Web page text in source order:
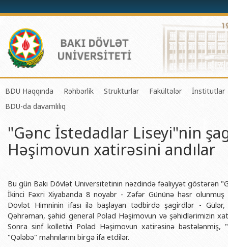
BDU Haqqında
BDU-nun tarixi
BDU-nun Missiya və Strateji inkişaf planı
BDU-nun İnkişaf Proqramı (2014-2020)
BDU-nun üzv olduğu beynəlxalq təşkilatlar
BDU-nun qrant layihələri
Rektorlarımız
BDU-nun məzunları
Rəhbərlik
Prorektorlar
Elmi Şura
Həmkarlar İttifaqı Komitəsi
Tədris Metodiki Şura
Strukturlar
Elmi fəaliyyətin təşkili və
Informasiya Texnologiyaları
Xarici tələbələrlə iş şöbəsi
İctimaiyyətlə əlaqələr və
Humanitar məsələlər və gənclər
İnsan resursları və hüquq şöbəsi
Fakültələr
Tətbiqi riyaziyyat
Fizika fakültəsi
Biologiya fakültəsi
Ekologiya və
Coğrafiya fakültəsi
İnstitutlar
BDU-da davamlılıq
"Gənc İstedadlar Liseyi"nin
Həşimovun xatirəsini andılar
Bu gün Bakı Dövlət Universitetinin nəzdində fəaliyyət göstərən
İkinci Fəxri Xiyabanda 8 noyabr - Zəfər Gününə həsr olunmuş
Dövlət Himninin ifası ilə başlayan tədbirdə şagirdlər - Gülər,
Qəhrəman, şəhid general Polad Həşimovun və şəhidlərimizin
Sonra sinf kolletivi Polad Həşimovun xatirəsinə bəstələnmiş,
"Qələbə" mahnılarını birgə ifa etdilər.